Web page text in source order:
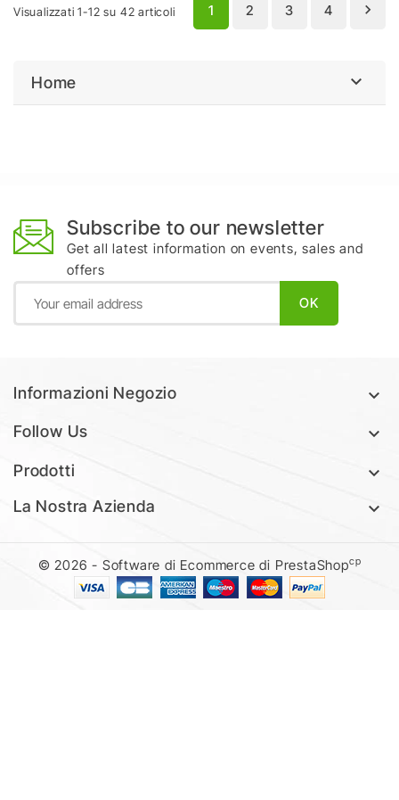
Visualizzati 1-12 su 42 articoli 1 2 3 4 
Home 
Subscribe to our newsletter
Get all latest information on events, sales and
offers
Informazioni Negozio 
Follow Us 
Prodotti 
La Nostra Azienda 
© 2026 - Software di Ecommerce di PrestaShopcp